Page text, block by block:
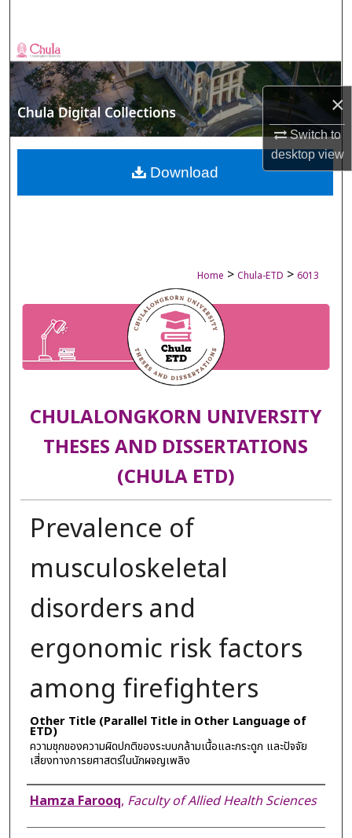
×
Switch to
desktopview
Browse Collections
My Account
About
Digital Commons Network™
Home > Chula-ETD > 6013
CHULALONGKORN UNIVERSITY
THESES AND DISSERTATIONS
(CHULA ETD)
Prevalence of
musculoskeletal
disorders and
ergonomic risk factors
among firefighters
Other Title (Parallel Title in Other Language of
ETD)
ความชุกของความผิดปกติของระบบกล้ามเนื้อและกระดูก และปัจจัย
เสี่ยงทางการยศาสตร์ในนักผจญเพลิง
Author
Hamza Farooq, Faculty of Allied Health Sciences
Download